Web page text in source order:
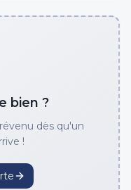
bien ?
dès qu'un
!